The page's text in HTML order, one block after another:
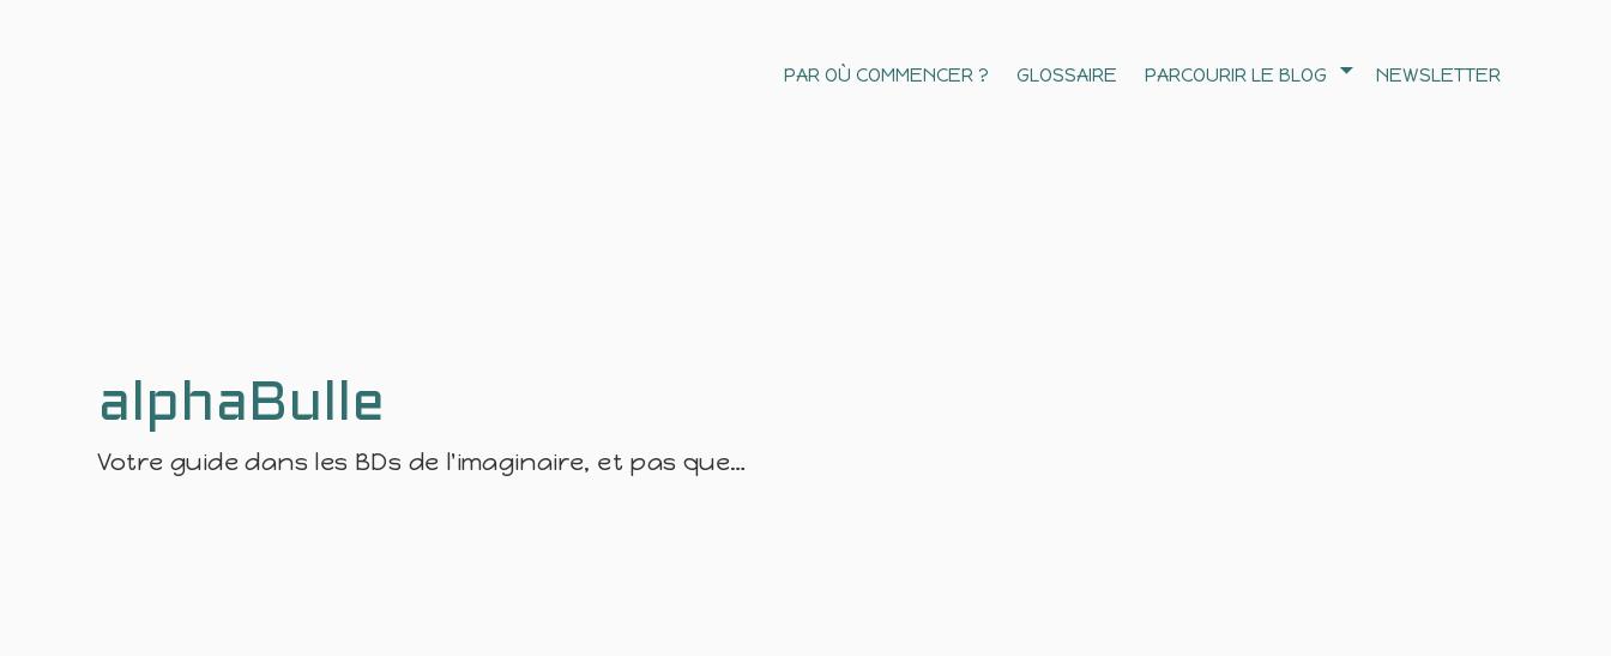
alphaBulle
Votre guide dans les BDs de l'imaginaire, et pas que…
PAR OÙ COMMENCER ? GLOSSAIRE PARCOURIR LE BLOG NEWSLETTER